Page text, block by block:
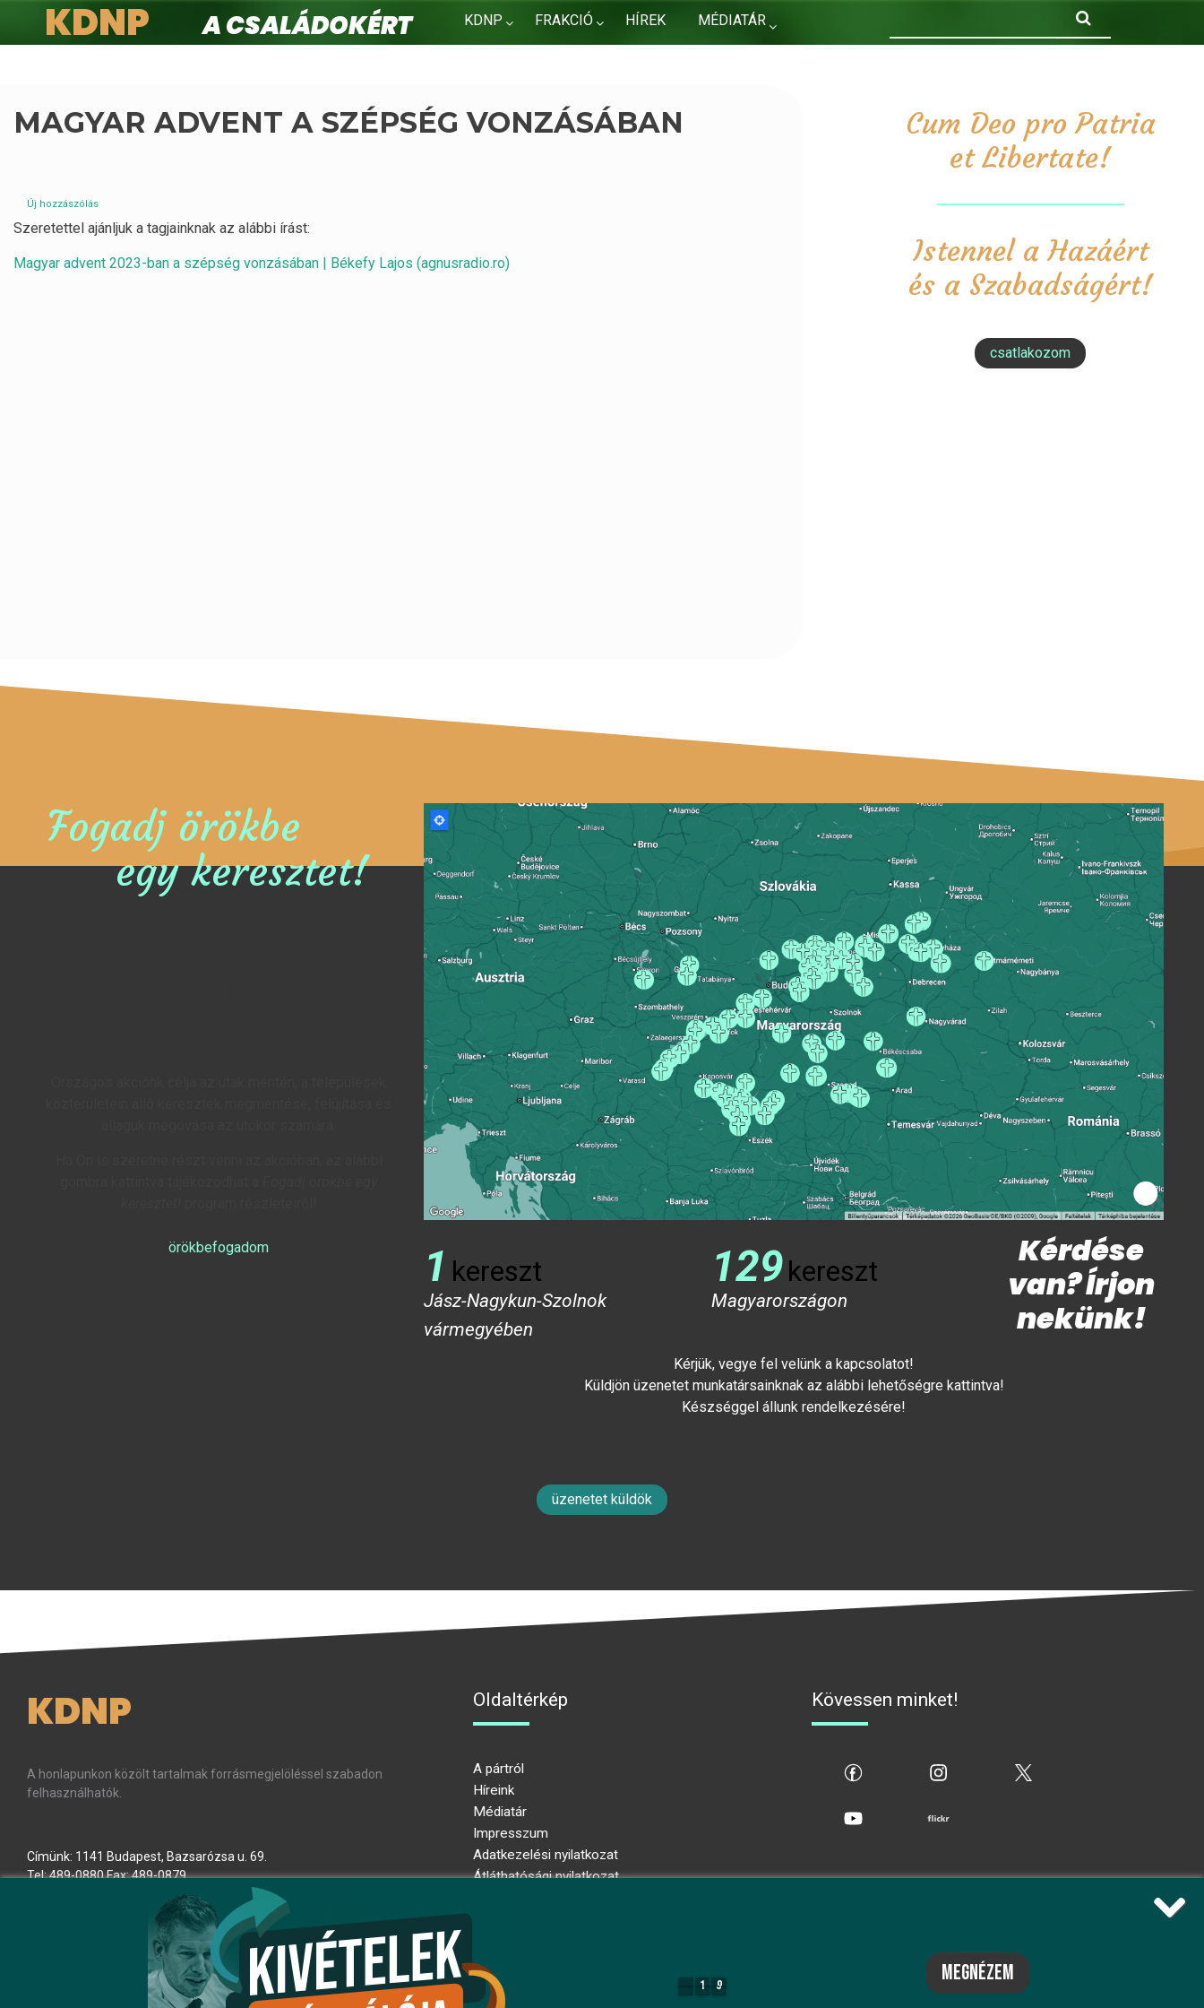
KDNP FRAKCIÓ HÍREK MÉDIATÁR
KDNP
A családokért.
MAGYAR ADVENT A SZÉPSÉG VONZÁSÁBAN
Új hozzászólás
Szeretettel ajánljuk a tagjainknak az alábbi írást:
Magyar advent 2023-ban a szépség vonzásában | Békefy Lajos (agnusradio.ro)
Cum Deo pro Patria
et Libertate!
Istennel a Hazáért
és a Szabadságért!
csatlakozom
Fogadj örökbe
egy keresztet!
örökbefogadom 1 kereszt
Jász-Nagykun-Szolnok
vármegyében
129kereszt
Magyarországon
Kérdése
van? Írjon
nekünk!
Kérjük, vegye fel velünk a kapcsolatot!
Küldjön üzenetet munkatársainknak az alábbi lehetőségre kattintva!
Készséggel állunk rendelkezésére!
üzenetet küldök
KDNP
A honlapunkon közölt tartalmak forrásmegjelöléssel szabadon
felhasználhatók.
Címünk: 1141 Budapest, Bazsarózsa u. 69.
Tel: 489-0880 Fax: 489-0879
hu(kdnp[at]kdnp[dot]hu)
Minden jog fenntartva! © KDNP
Oldaltérkép
A pártról
Híreink
Médiatár
Impresszum
Adatkezelési nyilatkozat
Átláthatósági nyilatkozat
Kövessen minket!
flickr
11 9
8
9
megnézem